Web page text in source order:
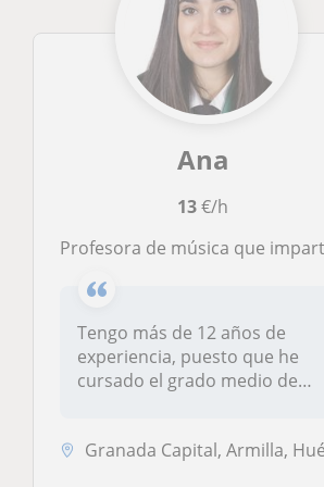
Ana
13€/h
Profesora de música que imparte clases de lenguaje musical, iniciación musical, violín o saxofón. Clases hasta alumnos de 13-14 años, o personas adultas que quieran iniciarse en el mundo de la
Tengo más de 12 años de
experiencia, puesto que he
cursado el grado medio de
Granada Capital, Armilla, Huétor Vega,